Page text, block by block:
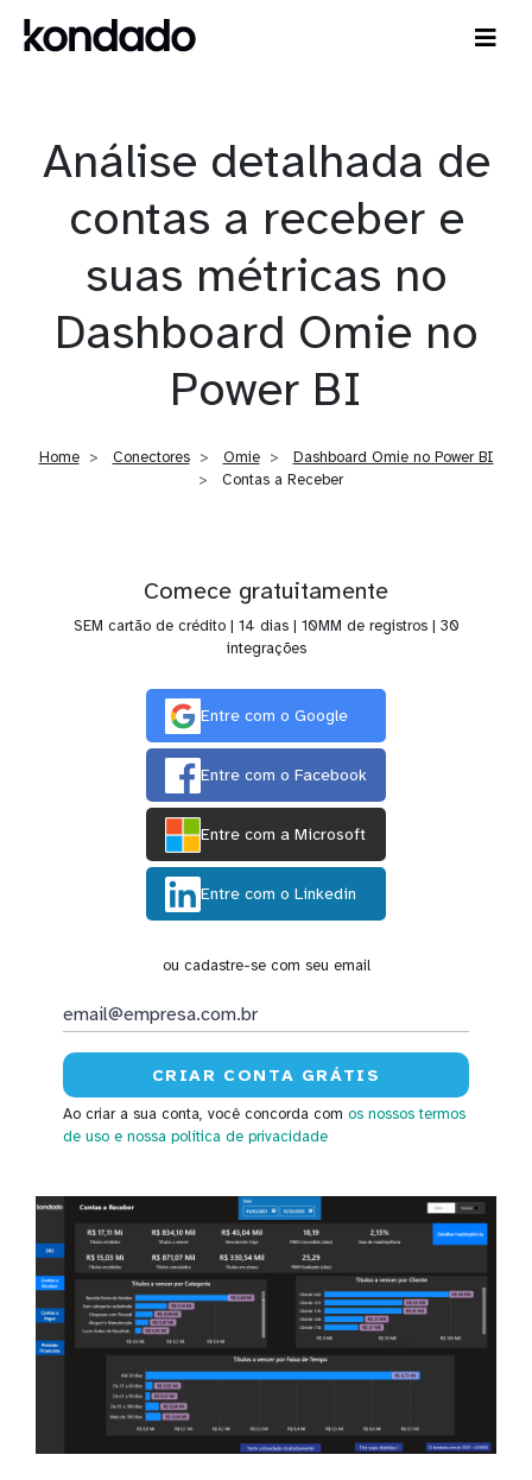
Análise detalhada de
contas a receber e
suas métricas no
Dashboard Omie no
Power BI
Home Conectores Omie
Dashboard Omie no Power BI
Contas a Receber
Comece gratuitamente
SEM cartão de crédito | 14 dias | 10MM de registros | 30
integrações
Entre com o Google
Entre com o Facebook
Entre com a Microsoft
Entre com o Linkedin
ou cadastre-se com seu email
Ao criar a sua conta, você concorda com os nossos termos
de uso e nossa política de privacidade